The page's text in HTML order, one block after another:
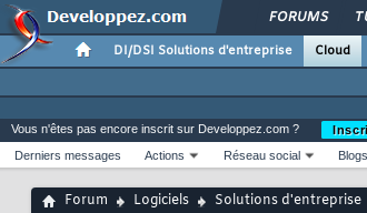
FORUMS
DI/DSI Solutions d'entreprise Cloud
Vous n'êtes pas encore inscrit sur Developpez.com ?
Derniers messages
Actions Réseau social Blogs
Forum Logiciels Solutions d'entreprise